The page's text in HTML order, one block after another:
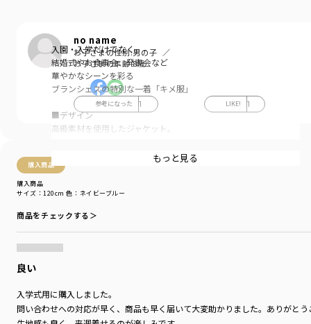
no name
お子さまの性別:男の子
お子さまの年齢:8歳
参考になった 1 LIKE! 1
購入商品
購入商品
サイズ：120cm 色：ネイビーブルー
商品をチェックする＞
良い
入学式用に購入しました。
問い合わせへの対応が早く、商品も早く届いて大変助かりました。ありがと
入園・入学だけでなく
結婚式やお食事会、発表会など
華やかなシーンを彩る
ブランシェスの特別な一着「キメ服」
■デザイン
高級素材を使用したジャケット。
落ち着いた雰囲気で使いやすい深いネイビーと
フォーマルの定番グレンチェックの2色展開。
ボタンにはbranshesのロゴを刻印。
おしゃれ仕様。
■素材
大人のスーツにも使用される
写真映えするエレガントな素材です。
もっと見る